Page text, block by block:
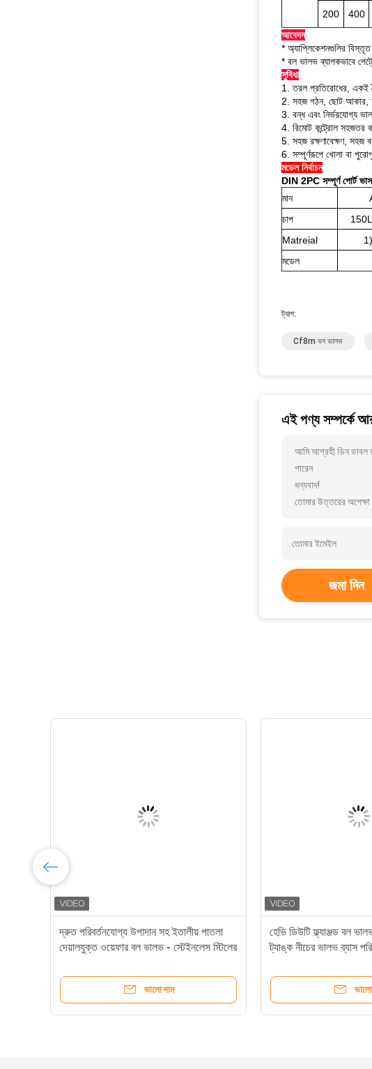
200
400
আবেদন
* অ্যাপ্লিকেশনগুলির বিস্তৃত
* বল ভালভ ব্যাপকভাবে
সুবিধা
1. তরল প্রতিরোধের, একই
2. সহজ গঠন, ছোট আকার,
3. বন্ধ এবং নির্ভরযোগ্য
4. রিমোট কন্ট্রোল সহজতর
5. সহজ রক্ষণাবেক্ষণ, সহজ
6. সম্পূর্ণরূপে খোলা বা
মডেল নির্বাচন
DIN 2PC সম্পূর্ণ পোর্ট
মান
চাপ
Matreial
মডেল
ট্যাগ:
Cf8m বল ভালভ
এই পণ্য সম্পর্কে
আমি আগ্রহী ডিন ডাবল
পারেন
ধন্যবাদ!
তোমার উত্তরের অপেক্ষা
জমা দিন
দ্রুত পরিবর্তনযোগ্য উপাদান সহ ইতালীয় পাতলা
দেয়ালযুক্ত ওয়েফার বল ভালভ - স্টেইনলেস স্টিলের
ভালো দাম
হেভি ডিউটি ​​ফ্ল্যাঞ্জড বল
ট্যাঙ্ক নীচের ভালভ ব্যাস